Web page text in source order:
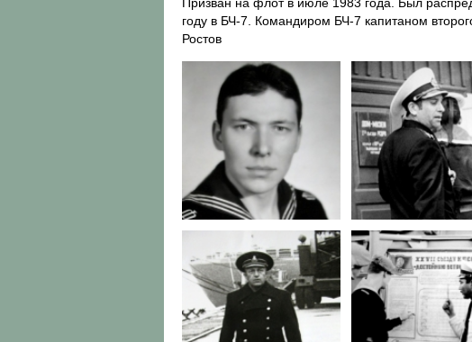
году в БЧ-7. Командиром БЧ-7 капитаном
Ростов